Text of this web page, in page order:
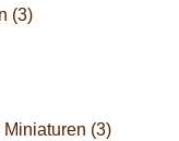
(3)
(3)